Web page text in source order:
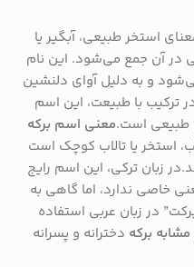
استخر طبیعی، آبگیر یا
در آن جمع می‌شود. این نام
و به دلیل آوای دلنشین
ترکیب با طبیعت، این اسم
طبیعی است.معنی اسم برکه
استخر یا تالاب کوچک است
زبان ترکی، این اسم رایج
خاصی ندارد، اما گاهی به
در زبان عربی استفاده
برکه دخترانه و پسرانه